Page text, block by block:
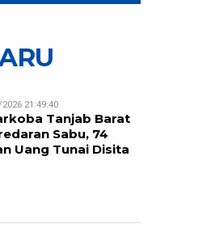
21:49:40
Tanjab Barat
Sabu, 74
Uang Tunai Disita